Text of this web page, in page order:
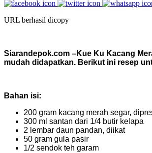
URL berhasil dicopy
Siarandepok.com –Kue Ku Kacang
mudah didapatkan. Berikut ini resep
Bahan isi:
200 gram kacang merah segar,
300 ml santan dari 1/4 butir kelapa
2 lembar daun pandan, diikat
50 gram gula pasir
1/2 sendok teh garam